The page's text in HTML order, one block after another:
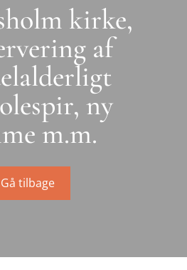
kirke,
af
ny
m.m.
Gå tilbage